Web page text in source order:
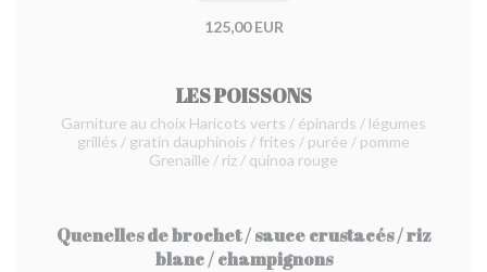
125,00 EUR
LES POISSONS
Garniture au choix Haricots verts / épinards / légumes
grillés / gratin dauphinois / frites / purée / pomme
Grenaille / riz / quinoa rouge
Quenelles de brochet / sauce crustacés / riz
blanc / champignons